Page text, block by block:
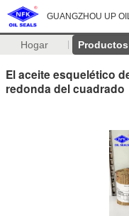
GUANGZHOU UP
Hogar Productos
El aceite esquelético
redonda del cuadrado